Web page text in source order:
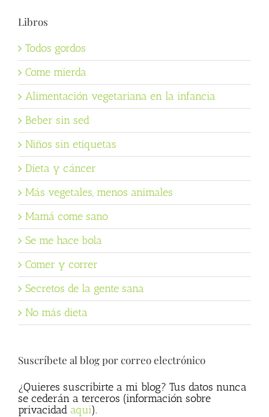
Libros
Todos gordos
Come mierda
Alimentación vegetariana en la infancia
Beber sin sed
Niños sin etiquetas
Dieta y cáncer
Más vegetales, menos animales
Mamá come sano
Se me hace bola
Comer y correr
Secretos de la gente sana
No más dieta
Suscríbete al blog por correo electrónico
¿Quieres suscribirte a mi blog? Tus datos nunca
se cederán a terceros (información sobre
privacidad aqui).